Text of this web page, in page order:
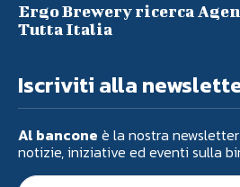
Ergo Brewery ricerca
Tutta Italia
Iscriviti alla
Al bancone è la nostra
notizie, iniziative ed eventi sulla